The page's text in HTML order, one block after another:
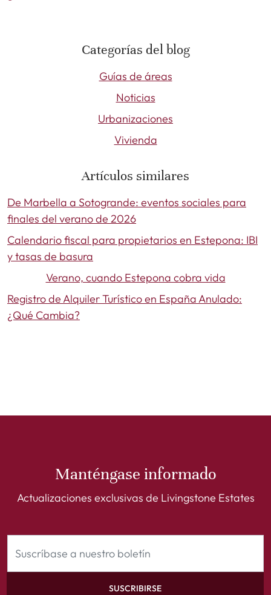
Categorías del blog
Guías de áreas
Noticias
Urbanizaciones
Vivienda
Artículos similares
De Marbella a Sotogrande: eventos sociales para
finales del verano de 2026
Calendario fiscal para propietarios en Estepona: IBI
y tasas de basura
Verano, cuando Estepona cobra vida
Registro de Alquiler Turístico en España Anulado:
¿Qué Cambia?
Manténgase informado
Actualizaciones exclusivas de Livingstone Estates
SUSCRIBIRSE